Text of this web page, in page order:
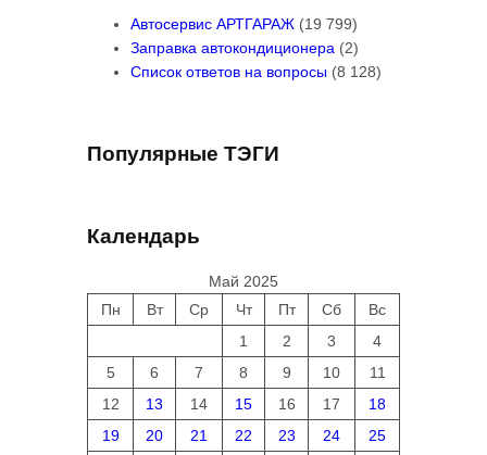
Автосервис АРТГАРАЖ (19 799)
Заправка автокондиционера (2)
Список ответов на вопросы (8 128)
Популярные ТЭГИ
Календарь
Май 2025
Пн
Вт Ср Чт Пт Сб
Вс
1
2 3
4
5
6 7 8 9 10
11
12
13 14 15 16 17
18
19
20 21 22 23 24
25